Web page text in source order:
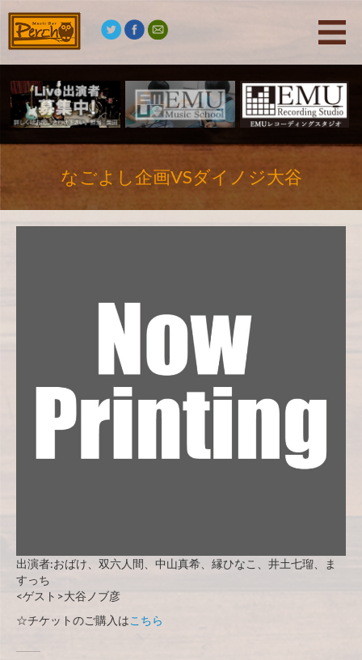
なごよし企画VSダイノジ大谷
出演者:おばけ、双六人間、中山真希、縁ひなこ、井土七瑠、ま
すっち
<ゲスト>大谷ノブ彦
☆チケットのご購入はこちら